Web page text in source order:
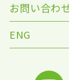
お問い合わ
ENG